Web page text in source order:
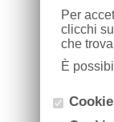
Per
clicchi
che
È